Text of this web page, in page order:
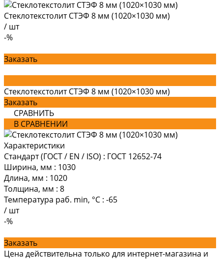
Стеклотекстолит СТЭФ 8 мм (1020×1030 мм)
/ шт
-%
Заказать
Стеклотекстолит СТЭФ 8 мм (1020×1030 мм)
Заказать
СРАВНИТЬ
В СРАВНЕНИИ
Характеристики
Стандарт (ГОСТ / EN / ISO) : ГОСТ 12652-74
Ширина, мм : 1030
Длина, мм : 1020
Толщина, мм : 8
Температура раб. min, °C : -65
/ шт
-%
Заказать
Цена действительна только для интернет-магазина и